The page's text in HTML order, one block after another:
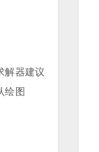
解器建议
绘图